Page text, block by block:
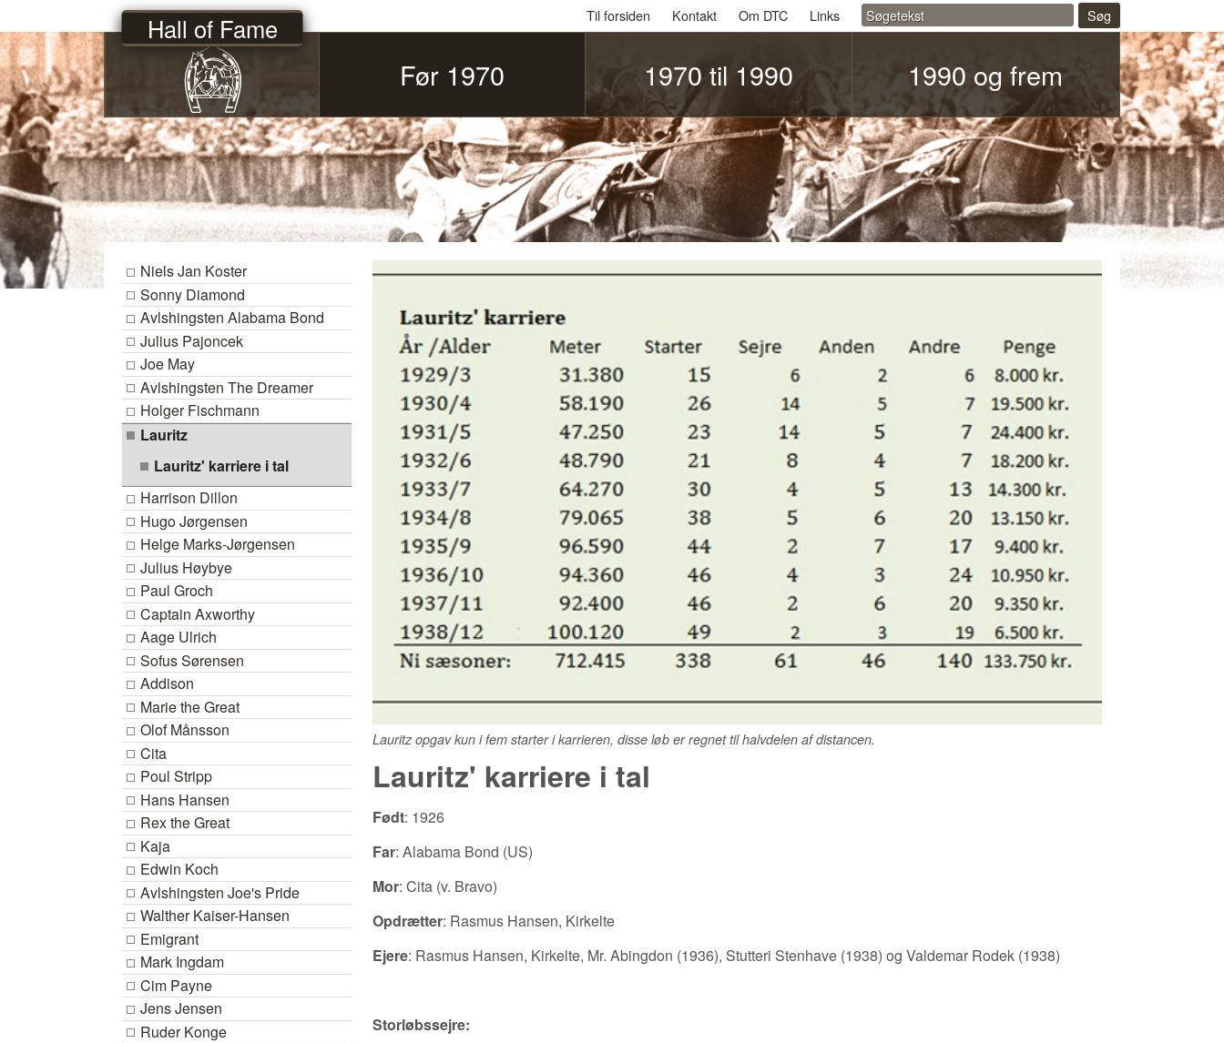
Til forsiden Kontakt Om DTC Links Søg
Hall of Fame
Før 1970 1970 til 1990 1990 og frem
Niels Jan Koster
Sonny Diamond
Avlshingsten Alabama Bond
Julius Pajoncek
Joe May
Avlshingsten The Dreamer
Holger Fischmann
Lauritz
Lauritz' karriere i tal
Harrison Dillon
Hugo Jørgensen
Helge Marks-Jørgensen
Julius Høybye
Paul Groch
Captain Axworthy
Aage Ulrich
Sofus Sørensen
Addison
Marie the Great
Olof Månsson
Cita
Poul Stripp
Hans Hansen
Rex the Great
Kaja
Edwin Koch
Avlshingsten Joe's Pride
Walther Kaiser-Hansen
Emigrant
Mark Ingdam
Cim Payne
Jens Jensen
Ruder Konge
Lauritz opgav kun i fem starter i karrieren, disse løb er regnet til halvdelen af distancen.
Lauritz' karriere i tal
Født: 1926
Far: Alabama Bond (US)
Mor: Cita (v. Bravo)
Opdrætter: Rasmus Hansen, Kirkelte
Ejere: Rasmus Hansen, Kirkelte, Mr. Abingdon (1936), Stutteri Stenhave (1938) og Valdemar Rodek (1938)
Storløbssejre: